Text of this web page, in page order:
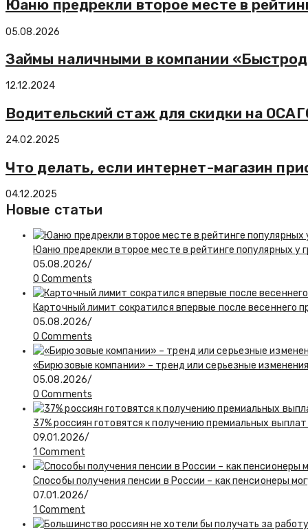
Юаню предрекли второе месте в
05.08.2026
Займы наличными в компании
12.12.2024
Водительский стаж для скидки на
24.02.2025
Что делать, если интернет-магазин
04.12.2025
Новые статьи
Юаню предрекли второе месте в рейтинге популярных у
05.08.2026/
0 Comments
Карточный лимит сократился впервые после весеннего
05.08.2026/
0 Comments
«Бирюзовые компании» – тренд или серьезные
05.08.2026/
0 Comments
37% россиян готовятся к получению премиальных
09.01.2026/
1 Comment
Способы получения пенсии в России – как пенсионеры
07.01.2026/
1 Comment